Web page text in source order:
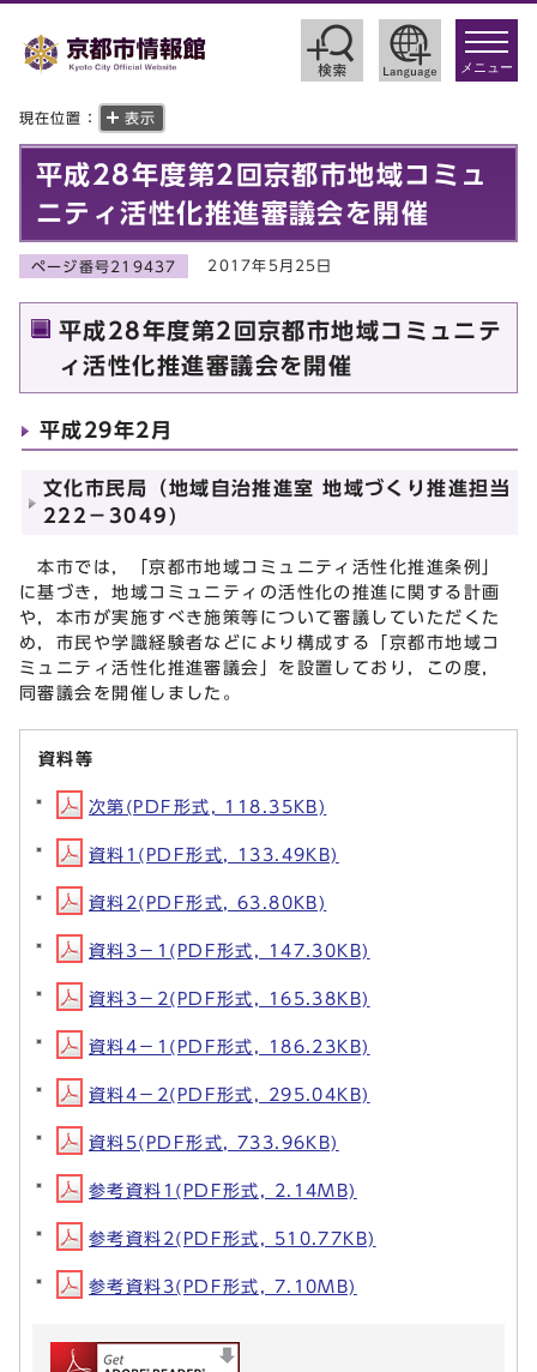
toggle
メニュー
現在位置： 表示
平成28年度第2回京都市地域コミュ
ニティ活性化推進審議会を開催
ページ番号219437 2017年5月25日
平成28年度第2回京都市地域コミュニテ
ィ活性化推進審議会を開催
平成29年2月
文化市民局（地域自治推進室 地域づくり推進担当
222－3049)
本市では，「京都市地域コミュニティ活性化推進条例」
に基づき，地域コミュニティの活性化の推進に関する計画
や，本市が実施すべき施策等について審議していただくた
め，市民や学識経験者などにより構成する「京都市地域コ
ミュニティ活性化推進審議会」を設置しており，この度，
同審議会を開催しました。
資料等
次第(PDF形式, 118.35KB)
資料1(PDF形式, 133.49KB)
資料2(PDF形式, 63.80KB)
資料3－1(PDF形式, 147.30KB)
資料3－2(PDF形式, 165.38KB)
資料4－1(PDF形式, 186.23KB)
資料4－2(PDF形式, 295.04KB)
資料5(PDF形式, 733.96KB)
参考資料1(PDF形式, 2.14MB)
参考資料2(PDF形式, 510.77KB)
参考資料3(PDF形式, 7.10MB)